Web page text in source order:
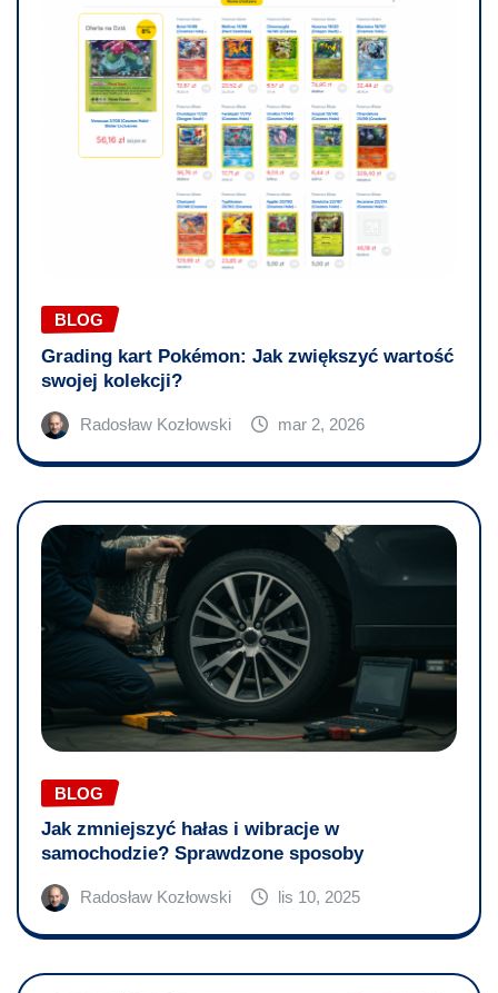
BLOG
Grading kart Pokémon: Jak zwiększyć wartość
swojej kolekcji?
Radosław Kozłowski mar 2, 2026
BLOG
Jak zmniejszyć hałas i wibracje w
samochodzie? Sprawdzone sposoby
Radosław Kozłowski lis 10, 2025